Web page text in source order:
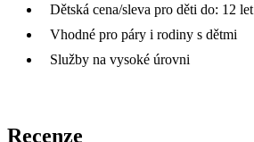
Dětská cena/sleva pro děti do: 12 let
Vhodné pro páry i rodiny s dětmi
Služby na vysoké úrovni
Recenze